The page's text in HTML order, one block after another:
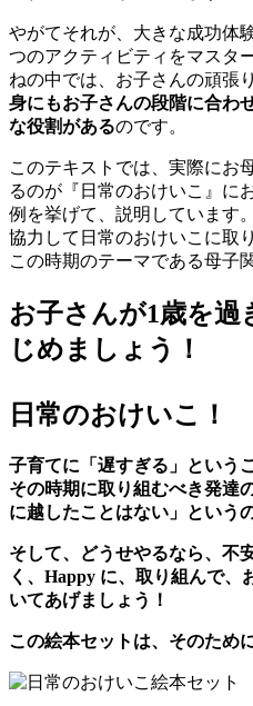
やがてそれが、大きな成功体
つのアクティビティをマスタ
ねの中では、お子さんの頑張
身にもお子さんの段階に合わ
な役割があるのです。
このテキストでは、実際にお
るのが『日常のおけいこ』に
例を挙げて、説明しています
協力して日常のおけいこに取
この時期のテーマである母子
お子さんが1歳を過
じめましょう！
日常のおけいこ！
子育てに「遅すぎる」という
その時期に取り組むべき発達
に越したことはない」という
そして、どうせやるなら、不
く、Happy に、取り組んで、
いてあげましょう！
この絵本セットは、そのため